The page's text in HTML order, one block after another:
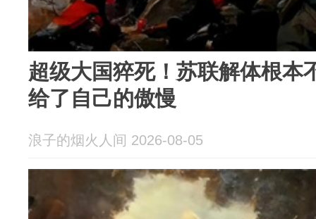
超级大国猝死！苏联解体根本
给了自己的傲慢
浪子的烟火人间 2026-08-05